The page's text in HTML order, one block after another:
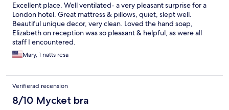
Excellent place. Well ventilated- a very pleasant surprise for a
London hotel. Great mattress & pillows, quiet, slept well.
Beautiful unique decor, very clean. Loved the hand soap,
Elizabeth on reception was so pleasant & helpful, as were all
staff I encountered.
Mary, 1 natts resa
Verifierad recension
8/10 Mycket bra